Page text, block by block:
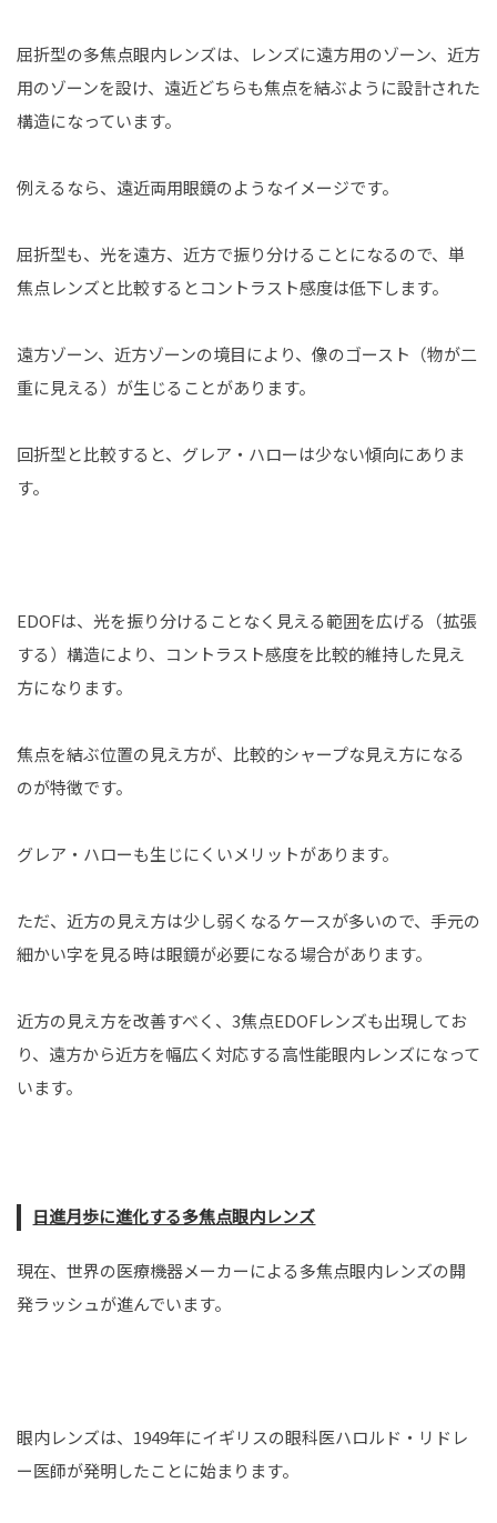
屈折型の多焦点眼内レンズは、レンズに遠方用のゾーン、近方
用のゾーンを設け、遠近どちらも焦点を結ぶように設計された
構造になっています。
例えるなら、遠近両用眼鏡のようなイメージです。
屈折型も、光を遠方、近方で振り分けることになるので、単
焦点レンズと比較するとコントラスト感度は低下します。
遠方ゾーン、近方ゾーンの境目により、像のゴースト（物が二
重に見える）が生じることがあります。
回折型と比較すると、グレア・ハローは少ない傾向にありま
す。
EDOFは、光を振り分けることなく見える範囲を広げる（拡張
する）構造により、コントラスト感度を比較的維持した見え
方になります。
焦点を結ぶ位置の見え方が、比較的シャープな見え方になる
のが特徴です。
グレア・ハローも生じにくいメリットがあります。
ただ、近方の見え方は少し弱くなるケースが多いので、手元の
細かい字を見る時は眼鏡が必要になる場合があります。
近方の見え方を改善すべく、3焦点EDOFレンズも出現してお
り、遠方から近方を幅広く対応する高性能眼内レンズになって
います。
日進月歩に進化する多焦点眼内レンズ
現在、世界の医療機器メーカーによる多焦点眼内レンズの開
発ラッシュが進んでいます。
眼内レンズは、1949年にイギリスの眼科医ハロルド・リドレ
ー医師が発明したことに始まります。